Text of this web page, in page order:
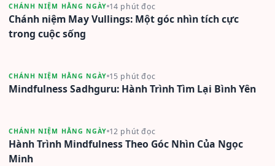
CHÁNH NIỆM HẰNG NGÀY 14 phút đọc
Chánh niệm May Vullings: Một góc nhìn tích cực
trong cuộc sống
CHÁNH NIỆM HẰNG NGÀY 15 phút đọc
Mindfulness Sadhguru: Hành Trình Tìm Lại Bình Yên
CHÁNH NIỆM HẰNG NGÀY 12 phút đọc
Hành Trình Mindfulness Theo Góc Nhìn Của Ngọc
Minh